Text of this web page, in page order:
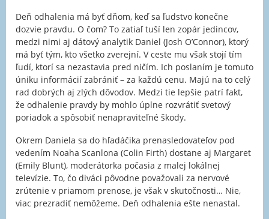
Deň odhalenia má byť dňom, keď sa ľudstvo konečne
dozvie pravdu. O čom? To zatiaľ tuší len zopár jedincov,
medzi nimi aj dátový analytik Daniel (Josh O’Connor), ktorý
má byť tým, kto všetko zverejní. V ceste mu však stojí tím
ľudí, ktorí sa nezastavia pred ničím. Ich poslaním je tomuto
úniku informácií zabrániť – za každú cenu. Majú na to celý
rad dobrých aj zlých dôvodov. Medzi tie lepšie patrí fakt,
že odhalenie pravdy by mohlo úplne rozvrátiť svetový
poriadok a spôsobiť nenapraviteľné škody.
Okrem Daniela sa do hľadáčika prenasledovateľov pod
vedením Noaha Scanlona (Colin Firth) dostane aj Margaret
(Emily Blunt), moderátorka počasia z malej lokálnej
televízie. To, čo diváci pôvodne považovali za nervové
zrútenie v priamom prenose, je však v skutočnosti… Nie,
viac prezradiť nemôžeme. Deň odhalenia ešte nenastal.